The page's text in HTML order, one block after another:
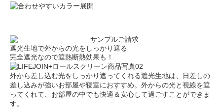
遮光生地で外からの光をしっかり遮る
完全遮光なので遮熱断熱効果も！
外から差し込む光をしっかり遮ってくれる遮光生地は、日差しの
差し込みが強いお部屋や寝室におすすめ。外からの光と視線を遮
ってくれて、お部屋の中でも快適＆安心して過ごすことができま
す。